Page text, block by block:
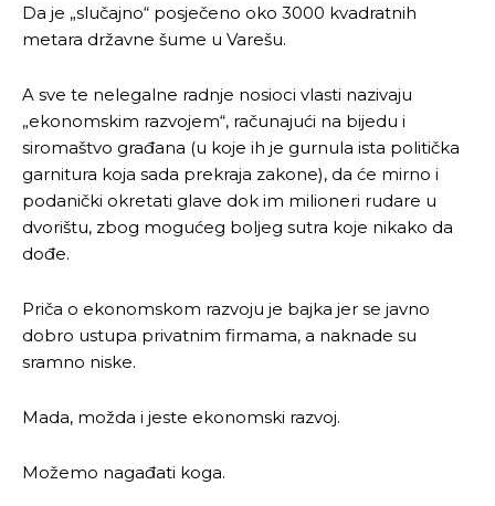
Pusti priču da živi!
odlučili da pustite Vašu priču da živi, Redakcija
Pusti priču da živi!
odlučili da pustite Vašu priču da živi, Redakcija
Da je „slučajno“ posječeno oko 3000 kvadratnih
metara državne šume u Varešu.
A sve te nelegalne radnje nosioci vlasti nazivaju
„ekonomskim razvojem“, računajući na bijedu i
siromaštvo građana (u koje ih je gurnula ista politička
garnitura koja sada prekraja zakone), da će mirno i
podanički okretati glave dok im milioneri rudare u
dvorištu, zbog mogućeg boljeg sutra koje nikako da
dođe.
Priča o ekonomskom razvoju je bajka jer se javno
dobro ustupa privatnim firmama, a naknade su
sramno niske.
Mada, možda i jeste ekonomski razvoj.
Možemo nagađati koga.